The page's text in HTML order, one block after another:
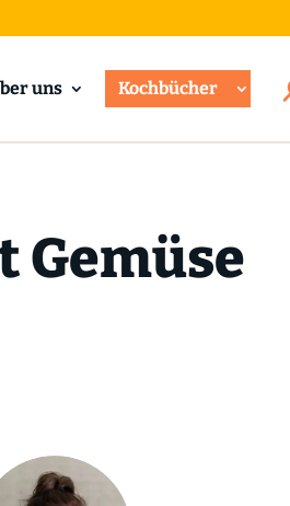
uns Kochbücher